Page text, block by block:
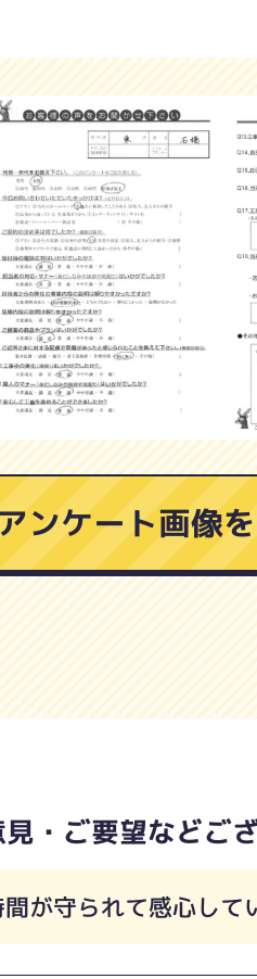
ンケート画像
・ご要望などご
が守られて感心して